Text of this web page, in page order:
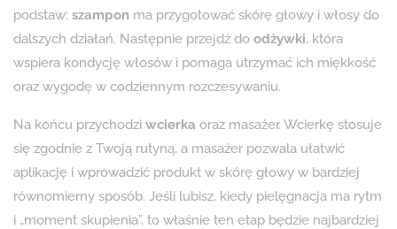
podstaw: szampon ma przygotować skórę głowy i włosy do
dalszych działań. Następnie przejdź do odżywki, która
wspiera kondycję włosów i pomaga utrzymać ich miękkość
oraz wygodę w codziennym rozczesywaniu.
Na końcu przychodzi wcierka oraz masażer. Wcierkę stosuje
się zgodnie z Twoją rutyną, a masażer pozwala ułatwić
aplikację i wprowadzić produkt w skórę głowy w bardziej
równomierny sposób. Jeśli lubisz, kiedy pielęgnacja ma rytm
i „moment skupienia”, to właśnie ten etap będzie najbardziej